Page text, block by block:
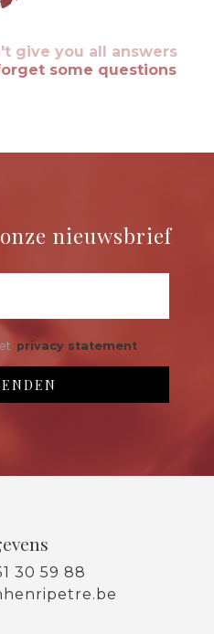
give you all answers
some questions
nieuwsbrief
privacy statement
30 59 88